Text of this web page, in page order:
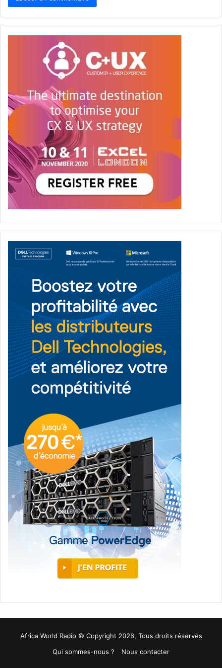
Africa World Radio © Copyright 2026, Tous droits réservés
Qui sommes-nous ?
Nous contacter